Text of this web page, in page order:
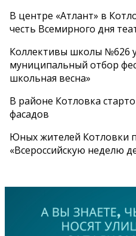
В центре «Атлант» в
честь Всемирного дня
Коллективы школы №626
муниципальный отбор
школьная весна»
В районе Котловка
фасадов
Юных жителей Котловки
«Всероссийскую неделю